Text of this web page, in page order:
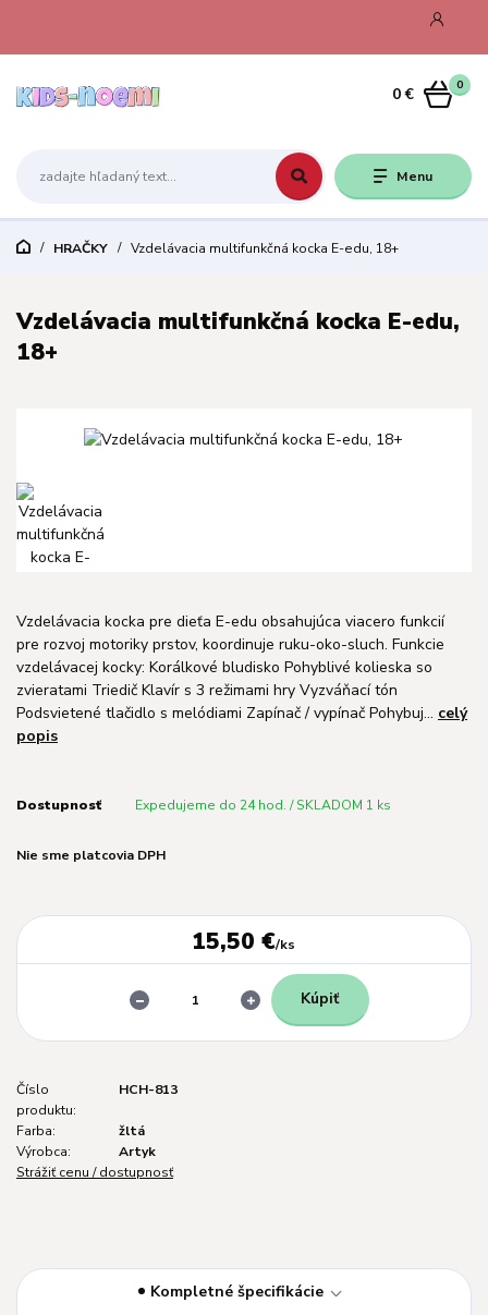
Menu
0
0 €
HRAČKY Vzdelávacia multifunkčná kocka E-edu, 18+
Vzdelávacia multifunkčná kocka E-edu,
18+
Vzdelávacia kocka pre dieťa E-edu obsahujúca viacero funkcií
pre rozvoj motoriky prstov, koordinuje ruku-oko-sluch. Funkcie
vzdelávacej kocky: Korálkové bludisko Pohyblivé kolieska so
zvieratami Triedič Klavír s 3 režimami hry Vyzváňací tón
Podsvietené tlačidlo s melódiami Zapínač / vypínač Pohybuj... celý
popis
Dostupnosť Expedujeme do 24 hod. / SKLADOM 1 ks
Nie sme platcovia DPH
15,50 €/ks
Kúpiť
Číslo
produktu:
HCH-813
Farba:
žltá
Výrobca:
Artyk
Strážiť cenu / dostupnosť
Kompletné špecifikácie